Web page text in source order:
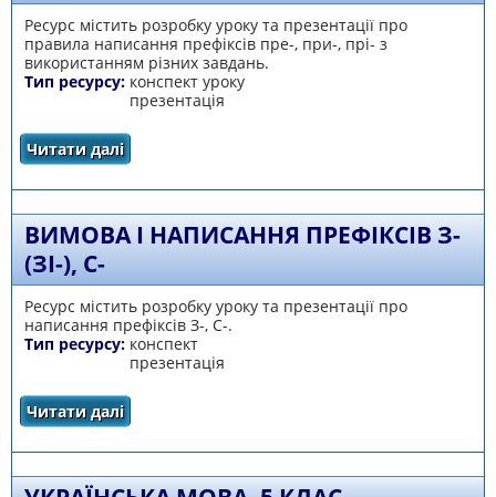
Ресурс містить розробку уроку та презентації про
правила написання префіксів пре-, при-, прі- з
використанням різних завдань.
Тип ресурсу: конспект уроку
презентація
Читати даліпро Написання префіксів пре-, при-, прі-
ВИМОВА І НАПИСАННЯ ПРЕФІКСІВ З-
(ЗІ-), С-
Ресурс містить розробку уроку та презентації про
написання префіксів З-, С-.
Тип ресурсу: конспект
презентація
Читати даліпро Вимова і написання префіксів З- (ЗІ-), С-